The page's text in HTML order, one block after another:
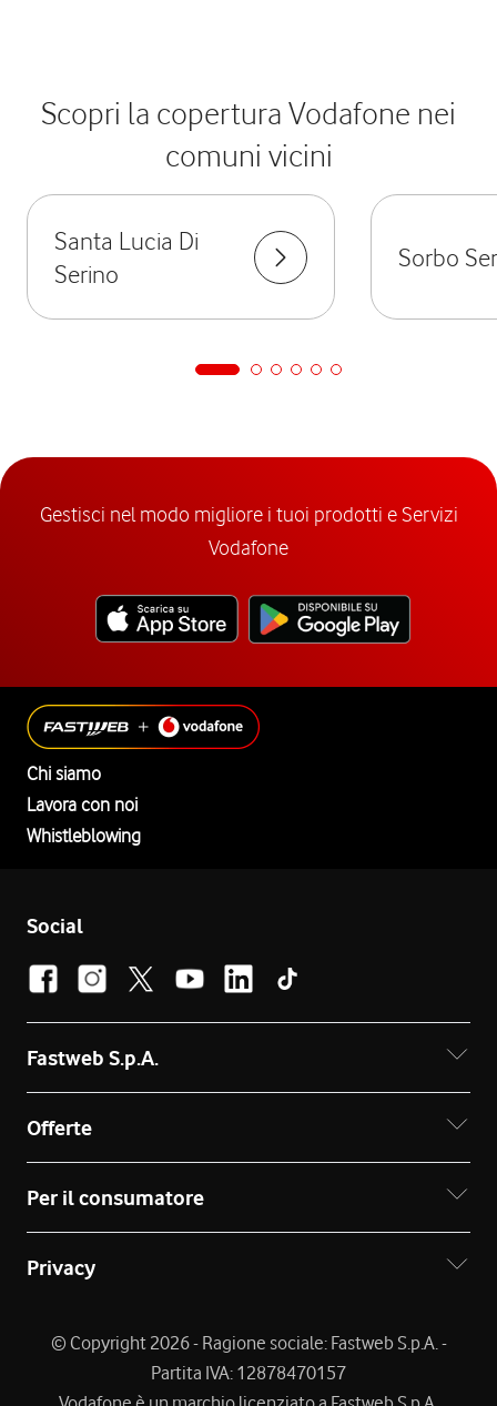
Scopri la copertura Vodafone nei
comuni vicini
Santa Lucia Di
Serino
Sorbo
Gestisci nel modo migliore i tuoi prodotti e Servizi
Vodafone
Chi siamo
Lavora con noi
Whistleblowing
Social
Fastweb S.p.A.
Offerte
Per il consumatore
Privacy
© Copyright 2026 - Ragione sociale: Fastweb S.p.A. -
Partita IVA: 12878470157